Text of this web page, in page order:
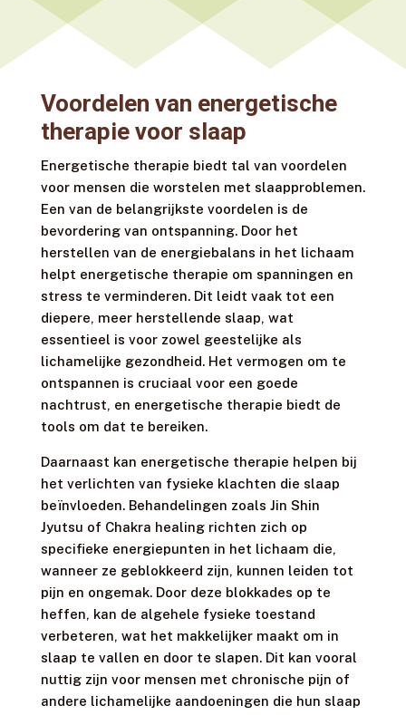
Voordelen van energetische
therapie voor slaap
Energetische therapie biedt tal van voordelen
voor mensen die worstelen met slaapproblemen.
Een van de belangrijkste voordelen is de
bevordering van ontspanning. Door het
herstellen van de energiebalans in het lichaam
helpt energetische therapie om spanningen en
stress te verminderen. Dit leidt vaak tot een
diepere, meer herstellende slaap, wat
essentieel is voor zowel geestelijke als
lichamelijke gezondheid. Het vermogen om te
ontspannen is cruciaal voor een goede
nachtrust, en energetische therapie biedt de
tools om dat te bereiken.
Daarnaast kan energetische therapie helpen bij
het verlichten van fysieke klachten die slaap
beïnvloeden. Behandelingen zoals Jin Shin
Jyutsu of Chakra healing richten zich op
specifieke energiepunten in het lichaam die,
wanneer ze geblokkeerd zijn, kunnen leiden tot
pijn en ongemak. Door deze blokkades op te
heffen, kan de algehele fysieke toestand
verbeteren, wat het makkelijker maakt om in
slaap te vallen en door te slapen. Dit kan vooral
nuttig zijn voor mensen met chronische pijn of
andere lichamelijke aandoeningen die hun slaap